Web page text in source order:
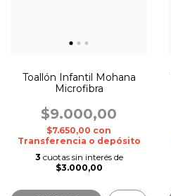
Toallón Infantil Mohana
Microfibra
$9.000,00
$7.650,00 con
Transferencia o depósito
3 cuotas sin interés de
$3.000,00